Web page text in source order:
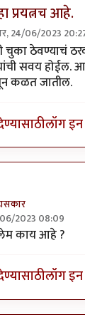
प्रयत्नच आहे.
24/06/2023
मिपाचे धोरणby
चुका ठेवण्याचं
सवय होईल.
कळत जातील.
लॉग
06/2023 08:09
मिपाचे धोरण
काय आहे ?
लॉग